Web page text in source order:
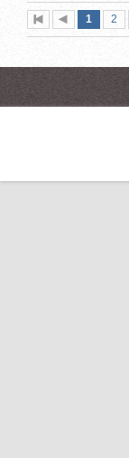
Première
pageprécédente
Page
1 (page
2